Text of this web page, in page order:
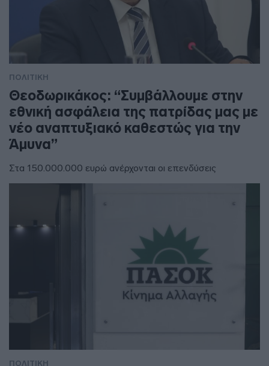
ΠΟΛΙΤΙΚΗ
Θεοδωρικάκος: “Συμβάλλουμε στην
εθνική ασφάλεια της πατρίδας μας με
νέο αναπτυξιακό καθεστώς για την
Άμυνα”
Στα 150.000.000 ευρώ ανέρχονται οι επενδύσεις
ΠΟΛΙΤΙΚΗ